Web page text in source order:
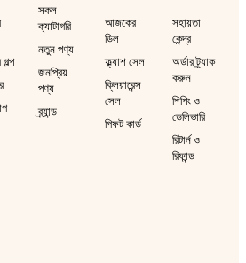
সকল
ক্যাটাগরি
নতুন পণ্য
জনপ্রিয়
পণ্য
ব্র্যান্ড
আজকের
ডিল
ফ্ল্যাশ সেল
ক্লিয়ারেন্স
সেল
গিফট কার্ড
সহায়তা
কেন্দ্র
অর্ডার ট্র্যাক
করুন
শিপিং ও
ডেলিভারি
রিটার্ন ও
রিফান্ড